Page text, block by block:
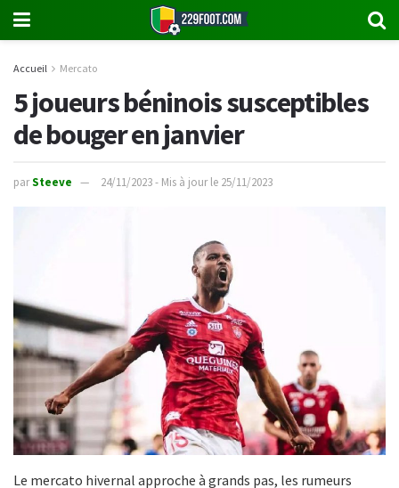
Accueil Mercato
5 joueurs béninois susceptibles
de bouger en janvier
parSteeve 24/11/2023 - Mis à jour le 25/11/2023
Le mercato hivernal approche à grands pas, les rumeurs